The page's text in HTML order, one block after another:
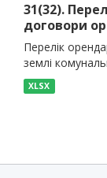
31(32).
договори
Перелік
землі
XLSX